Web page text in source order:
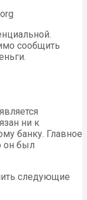
сообщить
ни к
банку. Главное
он был
следующие